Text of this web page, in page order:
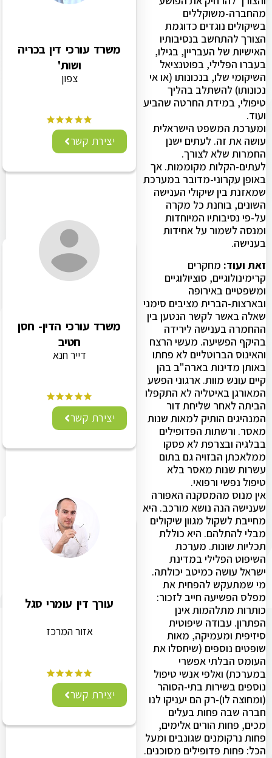
מהחברה-משוקללים
בשיקולים נוגדים כדוגמת
הצורך להתחשב בנסיבותיו
האישיות של העבריין, בגילו,
בעברו הפלילי, בפוטנציאל
השיקומי שלו, בנכונותו (או אי
נכונותו) להשתלב בהליך
טיפולי, במידת החרטה שהביע
ועוד.
ומערכת המשפט הישראלית
עושה את זה. לעתים ישנן
החמרות שלא לצורך.
לעתים-הקלות מקוממות. אך
באופן עקרוני-מדובר במערכת
שמאזנת בין שיקולי הענישה
השונים, בוחנת כל מקרה
על-פי נסיבותיו המיוחדות
ומנסה לשמור על אחידות
בענישה.
זאת ועוד:מחקרים
קרימינולוגיים, סוציולוגיים
ומשפטיים באירופה
ובארצות-הברית מציבים סימני
שאלה באשר לקשר הנטען בין
ההחמרה בענישה לירידה
בהיקף הפשיעה. מעשי הרצח
והאינוס הברוטליים לא פחתו
באותן מדינות בארה"ב בהן
קיים עונש מוות. ארגוני הפשע
המאורגן באיטליה לא התקפלו
הביתה לאחר שליחת דור
המנהיגים הותיק למאות שנות
מאסר. ורשתות הפדופילים
בבלגיה ובצרפת לא פסקו
ממלאכתן הבזויה גם בתום
עשרות שנות מאסר בלא
טיפול נפשי ורפואי.
אין מנוס מהמסקנה האפורה
שענישה הנה נושא מורכב. היא
מחייבת לשקול מגוון שיקולים
מבלי להתלהם. היא כוללת
תכליות שונות. מערכת
השיפוט הפלילי במדינת
ישראל עושה כמיטב יכולתה.
מי שמתעקש להפחית את
מפלס הפשיעה חייב לזכור:
כותרות מתלהמות אינן
הפתרון. עבודה שיפוטית
סיזיפית ומעמיקה, מאות
שופטים נוספים (שיחסלו את
העומס הבלתי אפשרי
במערכת) ואלפי אנשי טיפול
נוספים בשירות בתי-הסוהר
(ומחוצה לו)-רק הם יעניקו לנו
חברה שבה פחות בעלים
מכים, פחות הורים אלימים,
פחות נרקומנים שגונבים ומעל
הכל: פחות פדופילים מסוכנים.
משרד עורכי דין בכריה
ושות'
צפון
יצירת קשר
משרד עורכי הדין- חסן
חטיב
דייר חנא
יצירת קשר
עורך דין עומרי סגל
אזור המרכז
יצירת קשר